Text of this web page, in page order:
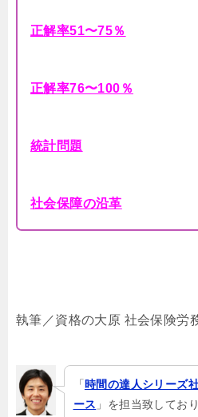
正解率51〜75％
正解率76〜100％
統計問題
社会保障の沿革
執筆／資格の大原 社会保険労
「時間の達人シリーズ
ース 」を担当致してお